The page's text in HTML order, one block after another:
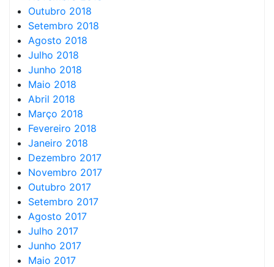
Outubro 2018
Setembro 2018
Agosto 2018
Julho 2018
Junho 2018
Maio 2018
Abril 2018
Março 2018
Fevereiro 2018
Janeiro 2018
Dezembro 2017
Novembro 2017
Outubro 2017
Setembro 2017
Agosto 2017
Julho 2017
Junho 2017
Maio 2017